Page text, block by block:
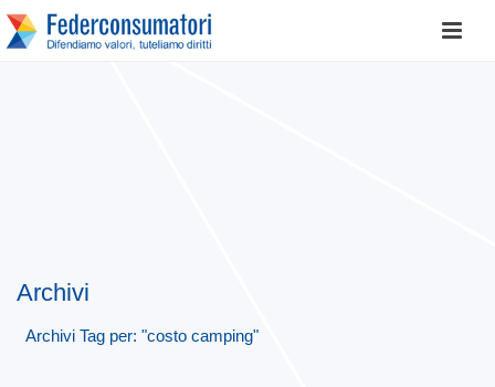
Archivi
Archivi Tag per: "costo camping"